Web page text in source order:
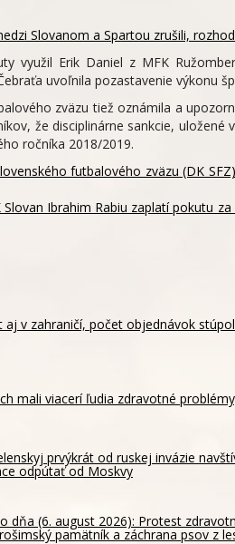
Slovanom a Spartou zrušili,
využil Erik Daniel z MFK
uvoľnila pozastavenie výkonu
zväzu tiež oznámila a
že disciplinárne sankcie, uložené
ročníka 2018/2019.
futbalového zväzu (DK SFZ)
Slovan Ibrahim Rabiu zaplatí pokutu
aj v zahraničí, počet objednávok
mali viacerí ľudia zdravotné
prvýkrát od ruskej invázie
odpútať od Moskvy
dňa (6. august 2026): Protest
pamätník a záchrana psov z